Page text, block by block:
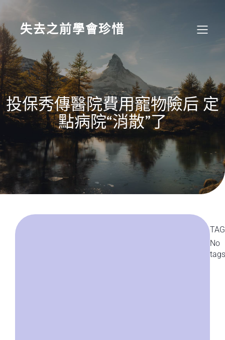
content
失去之前學會珍惜
投保秀傳醫院費用寵物險后 定
點病院“消散”了
No
tags